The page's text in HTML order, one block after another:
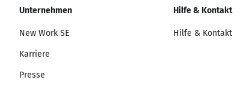
Unternehmen
New Work SE
Karriere
Presse
Hilfe & Kontakt
Hilfe & Kontakt